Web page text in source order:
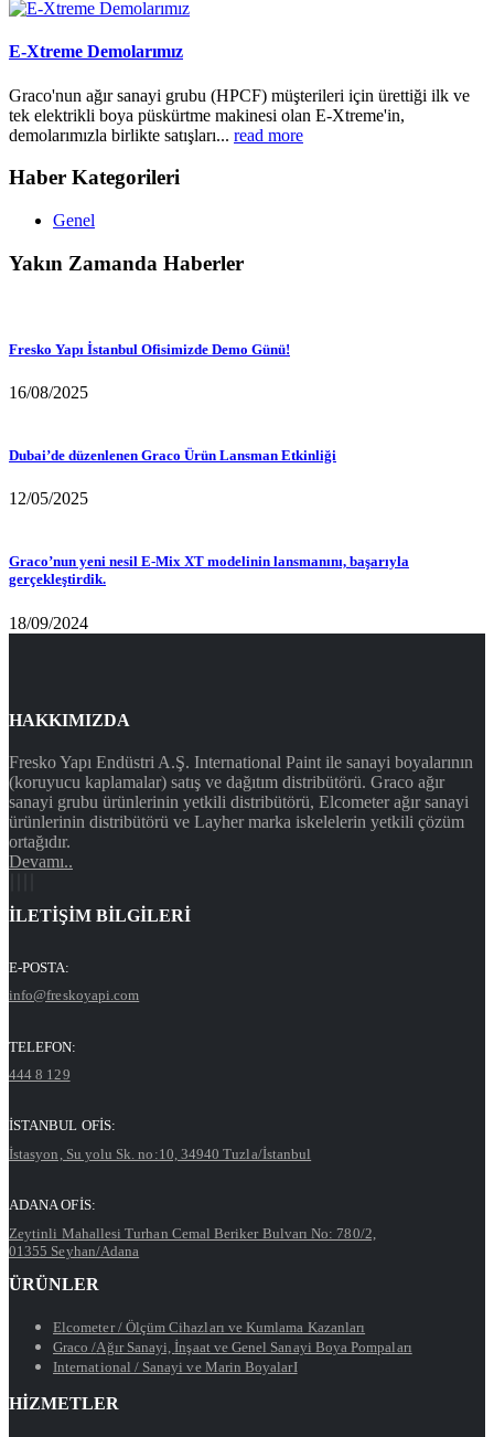
E-Xtreme Demolarımız
Graco'nun ağır sanayi grubu (HPCF) müşterileri için ürettiği ilk ve
tek elektrikli boya püskürtme makinesi olan E-Xtreme'in,
demolarımızla birlikte satışları... read more
Haber Kategorileri
Genel
Yakın Zamanda Haberler
Fresko Yapı İstanbul Ofisimizde Demo Günü!
16/08/2025
Dubai’de düzenlenen Graco Ürün Lansman Etkinliği
12/05/2025
Graco’nun yeni nesil E-Mix XT modelinin lansmanını, başarıyla
gerçekleştirdik.
18/09/2024
HAKKIMIZDA
Fresko Yapı Endüstri A.Ş. International Paint ile sanayi boyalarının
(koruyucu kaplamalar) satış ve dağıtım distribütörü. Graco ağır
sanayi grubu ürünlerinin yetkili distribütörü, Elcometer ağır sanayi
ürünlerinin distribütörü ve Layher marka iskelelerin yetkili çözüm
ortağıdır.
Devamı..
İLETİŞİM BİLGİLERİ
E-POSTA:
info@freskoyapi.com
TELEFON:
444 8 129
İSTANBUL OFİS:
İstasyon, Su yolu Sk. no:10, 34940 Tuzla/İstanbul
ADANA OFİS:
Zeytinli Mahallesi Turhan Cemal Beriker Bulvarı No: 780/2,
01355 Seyhan/Adana
ÜRÜNLER
Elcometer / Ölçüm Cihazları ve Kumlama Kazanları
Graco /Ağır Sanayi,İnşaat ve Genel Sanayi Boya Pompaları
International / Sanayi ve Marin BoyalarI
HİZMETLER